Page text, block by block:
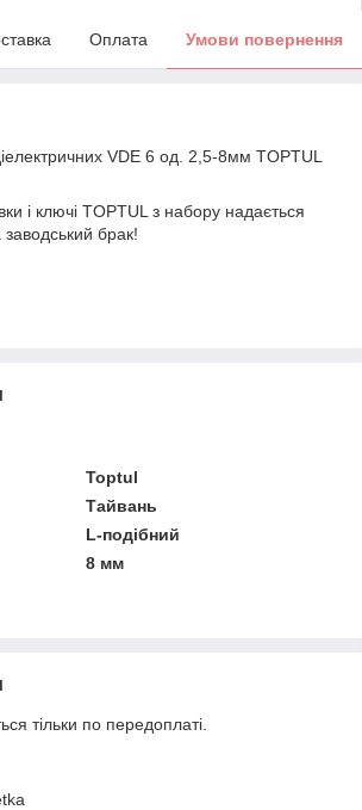
Оплата Умови повернення
VDE 6 од. 2,5-8мм TOPTUL
і ключі TOPTUL з набору надається
заводський брак!
Toptul
Тайвань
L-подібний
8 мм
тільки по передоплаті.